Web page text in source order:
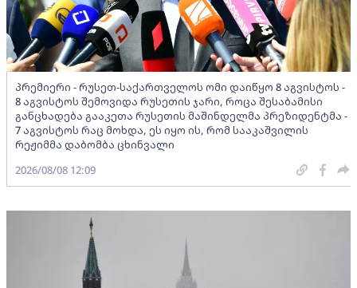
პრემიერი - რუსეთ-საქართველოს ომი დაიწყო 8 აგვისტოს -
8 აგვისტოს შემოვიდა რუსეთის ჯარი, როცა შესაბამისი
განცხადება გააკეთა რუსეთის მაშინდელმა პრეზიდენტმა -
7 აგვისტოს რაც მოხდა, ეს იყო ის, რომ სააკაშვილის
რეჟიმმა დაბომბა ცხინვალი
2026/08/08 12:09